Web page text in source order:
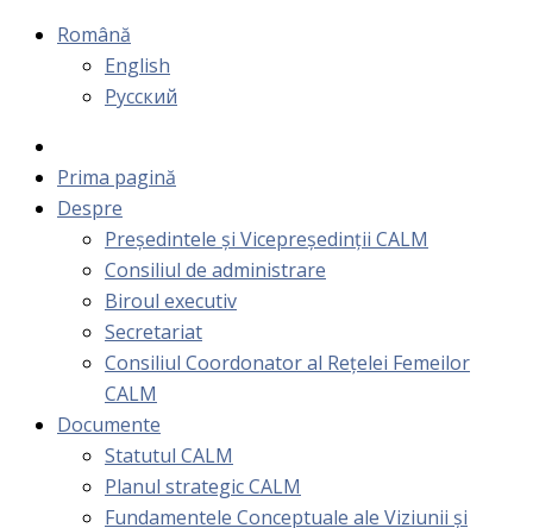
Română
English
Русский
Prima pagină
Despre
Președintele și Vicepreședinții CALM
Consiliul de administrare
Biroul executiv
Secretariat
Consiliul Coordonator al Rețelei Femeilor
CALM
Documente
Statutul CALM
Planul strategic CALM
Fundamentele Conceptuale ale Viziunii și